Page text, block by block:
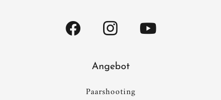
Angebot
Paarshooting